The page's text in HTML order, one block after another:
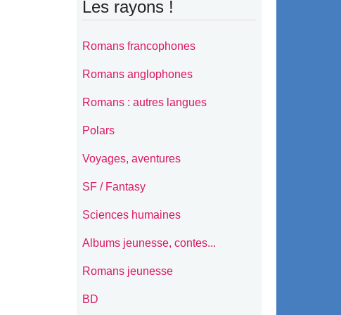
Les rayons !
Romans francophones
Romans anglophones
Romans : autres langues
Polars
Voyages, aventures
SF / Fantasy
Sciences humaines
Albums jeunesse, contes...
Romans jeunesse
BD